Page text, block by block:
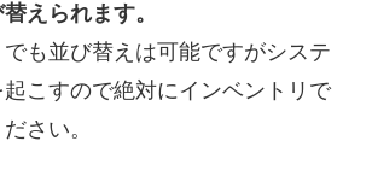
えられます。
も並び替えは可能ですがシステ
こすので絶対にインベントリで
さい。